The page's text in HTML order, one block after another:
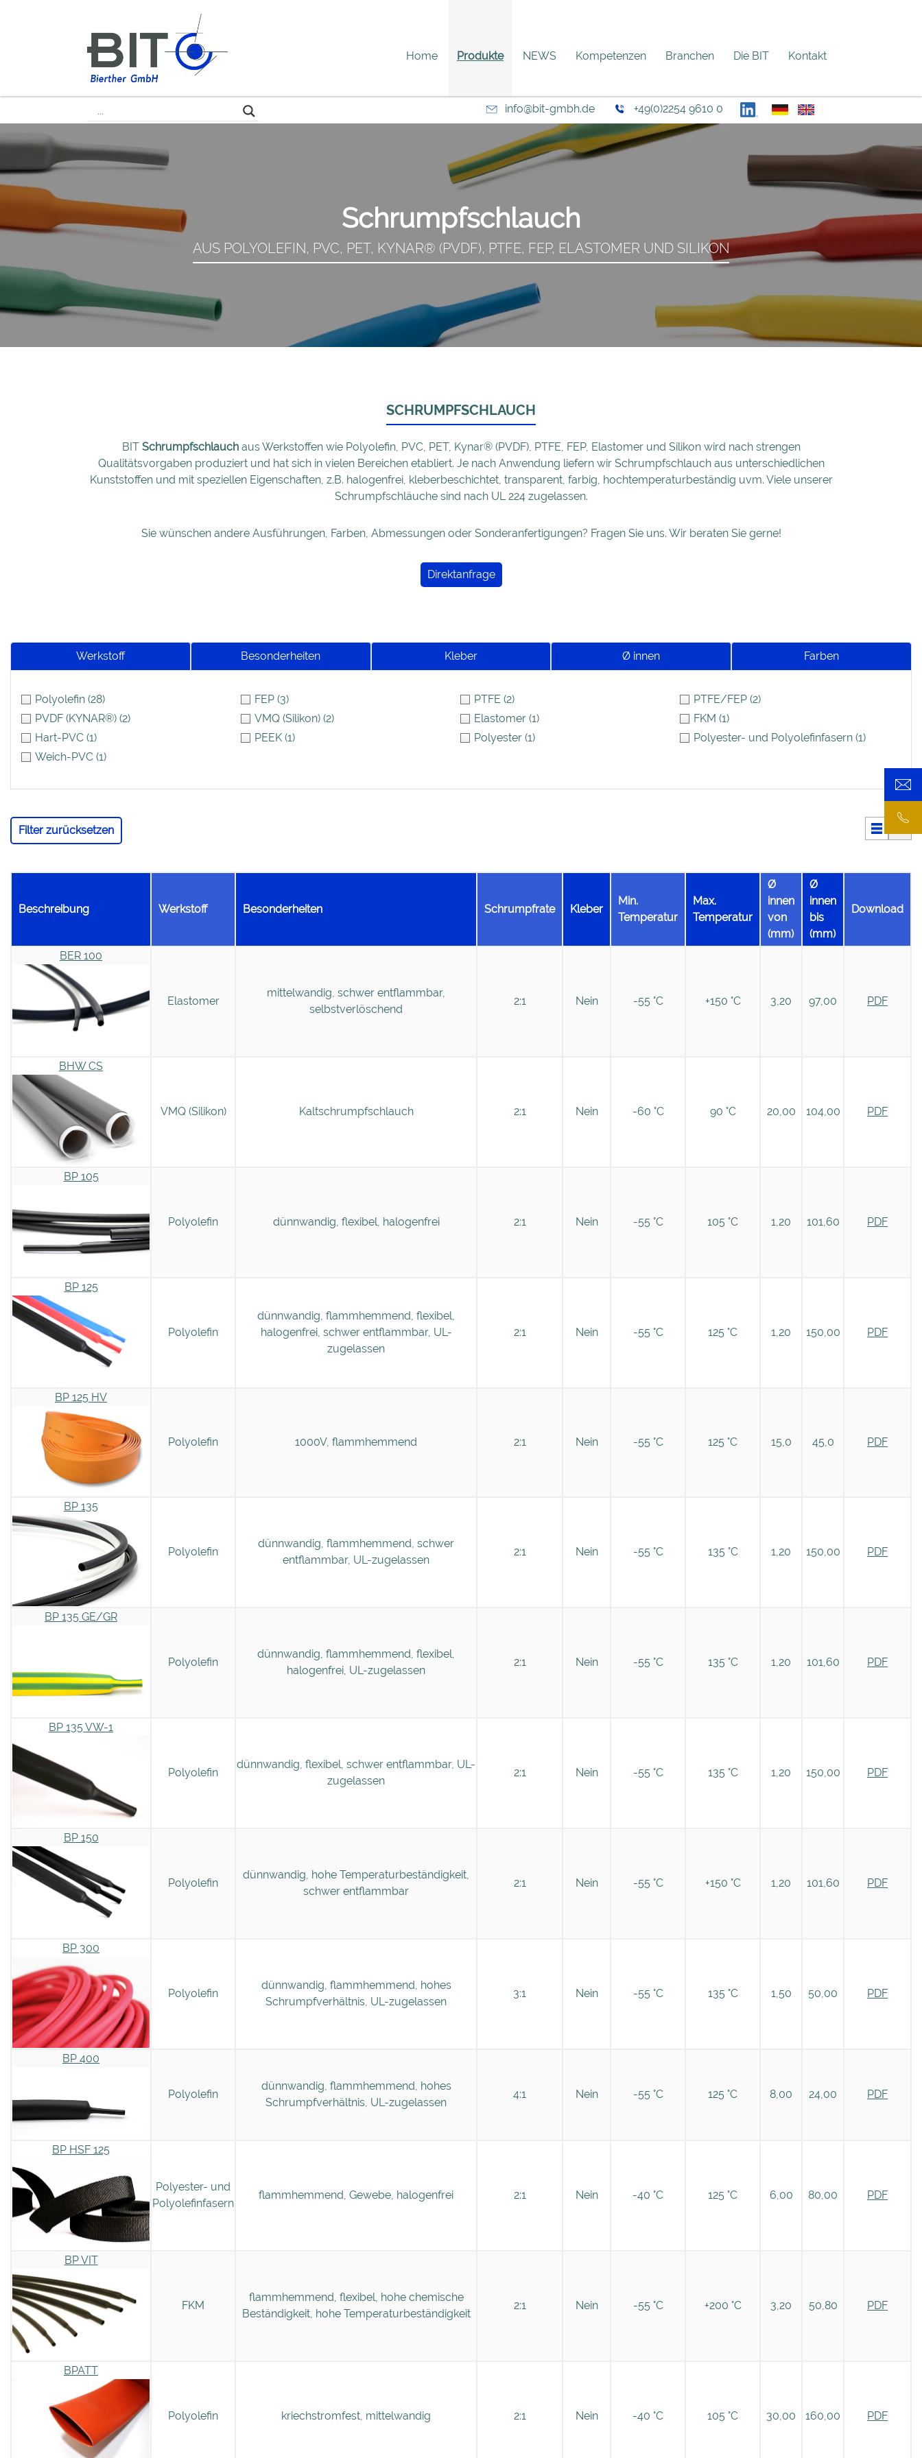
Home Produkte NEWS Kompetenzen Branchen Die BIT Kontakt
+49(0)2254 9610 0
info@bit-gmbh.de
Schrumpfschlauch
AUS POLYOLEFIN, PVC, PET, KYNAR® (PVDF), PTFE, FEP, ELASTOMER UND SILIKON
SCHRUMPFSCHLAUCH
BIT Schrumpfschlauchaus Werkstoffen wie Polyolefin, PVC, PET, Kynar® (PVDF), PTFE, FEP, Elastomer und Silikon wird nach strengen
Qualitätsvorgaben produziert und hat sich in vielen Bereichen etabliert. Je nach Anwendung liefern wir Schrumpfschlauch aus unterschiedlichen
Kunststoffen und mit speziellen Eigenschaften, z.B. halogenfrei, kleberbeschichtet, transparent, farbig, hochtemperaturbeständig uvm. Viele unserer
Schrumpfschläuche sind nach UL 224zugelassen.
Sie wünschen andere Ausführungen, Farben, Abmessungen oder Sonderanfertigungen? Fragen Sie uns. Wir beraten Sie gerne!
Direktanfrage
Werkstoff Besonderheiten Kleber Ø innen Farben
Polyolefin (28) FEP (3) PTFE (2) PTFE/FEP (2)
PVDF (KYNAR®) (2) VMQ (Silikon) (2) Elastomer (1) FKM (1)
Hart-PVC (1) PEEK (1) Polyester (1) Polyester- und Polyolefinfasern (1)
Weich-PVC (1)
Filter zurücksetzen
Beschreibung Werkstoff Besonderheiten Schrumpfrate Kleber
Min.
Temperatur
Max.
Temperatur
Ø
innen
von
(mm)
Ø
innen
bis
(mm)
Download
BER 100
Elastomer
mittelwandig, schwer entflammbar,
selbstverlöschend
2:1 Nein -55 °C +150 °C 3,20 97,00 PDF
BHW CS
VMQ (Silikon) Kaltschrumpfschlauch 2:1 Nein -60 °C 90 °C 20,00 104,00 PDF
BP 105
Polyolefin dünnwandig, flexibel, halogenfrei 2:1 Nein -55 °C 105 °C 1,20 101,60 PDF
BP 125
Polyolefin
dünnwandig, flammhemmend, flexibel,
halogenfrei, schwer entflammbar, UL-
zugelassen
2:1 Nein -55 °C 125 °C 1,20 150,00 PDF
BP 125 HV
Polyolefin 1000V, flammhemmend 2:1 Nein -55 °C 125 °C 15,0 45,0 PDF
BP 135
Polyolefin
dünnwandig, flammhemmend, schwer
entflammbar, UL-zugelassen
2:1 Nein -55 °C 135 °C 1,20 150,00 PDF
BP 135 GE/GR
Polyolefin
dünnwandig, flammhemmend, flexibel,
halogenfrei, UL-zugelassen
2:1 Nein -55 °C 135 °C 1,20 101,60 PDF
BP 135 VW-1
Polyolefin
dünnwandig, flexibel, schwer entflammbar, UL-
zugelassen
2:1 Nein -55 °C 135 °C 1,20 150,00 PDF
BP 150
Polyolefin
dünnwandig, hohe Temperaturbeständigkeit,
schwer entflammbar
2:1 Nein -55 °C +150 °C 1,20 101,60 PDF
BP 300
Polyolefin
dünnwandig, flammhemmend, hohes
Schrumpfverhältnis, UL-zugelassen
3:1 Nein -55 °C 135 °C 1,50 50,00 PDF
BP 400
Polyolefin
dünnwandig, flammhemmend, hohes
Schrumpfverhältnis, UL-zugelassen
4:1 Nein -55 °C 125 °C 8,00 24,00 PDF
BP HSF 125
Polyester- und
Polyolefinfasern
flammhemmend, Gewebe, halogenfrei 2:1 Nein -40 °C 125 °C 6,00 80,00 PDF
BP VIT
FKM
flammhemmend, flexibel, hohe chemische
Beständigkeit, hohe Temperaturbeständigkeit
2:1 Nein -55 °C +200 °C 3,20 50,80 PDF
BPATT
Polyolefin kriechstromfest, mittelwandig 2:1 Nein -40 °C 105 °C 30,00 160,00 PDF